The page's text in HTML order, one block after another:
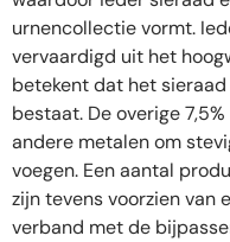
urnencollectie vormt.
vervaardigd uit het
betekent dat het
bestaat. De overige
andere metalen om
voegen. Een aantal
zijn tevens voorzien van
verband met de